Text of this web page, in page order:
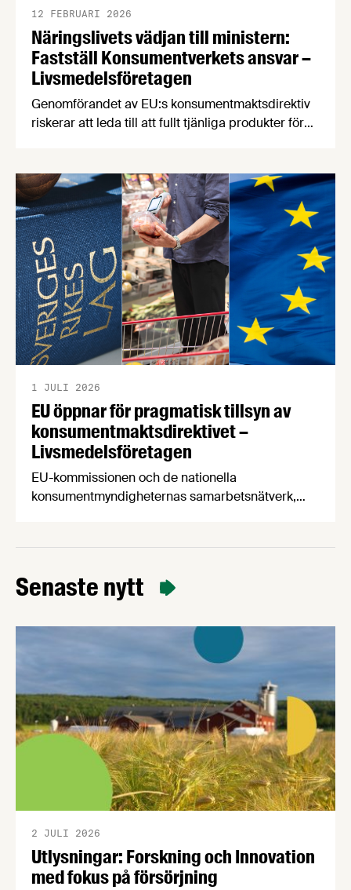
Näringslivets vädjan till ministern:
Fastställ Konsumentverkets ansvar –
Livsmedelsföretagen
12 FEBRUARI 2026
Genomförandet av EU:s konsumentmaktsdirektiv
riskerar att leda till att fullt tjänliga produkter för
näringslivsorganisationer begär nu att
civilminister Erik Slottner ingriper.
EU öppnar för pragmatisk tillsyn av
konsumentmaktsdirektivet –
Livsmedelsföretagen
1 JULI 2026
EU-kommissionen och de nationella
konsumentmyndigheternas samarbetsnätverk,
konsumentmaktsdirektivet. Livsmedelsföretagen
att införandet av direktivet skapar betydande
Senaste nytt
Utlysningar: Forskning och Innovation
med fokus på försörjning
2 JULI 2026